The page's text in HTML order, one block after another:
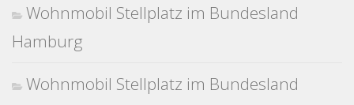
Wohnmobil Stellplatz im Bundesland
Hamburg
Wohnmobil Stellplatz im Bundesland